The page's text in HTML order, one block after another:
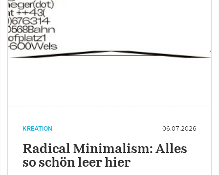
KREATION 06.07.2026
Radical Minimalism: Alles
so schön leer hier